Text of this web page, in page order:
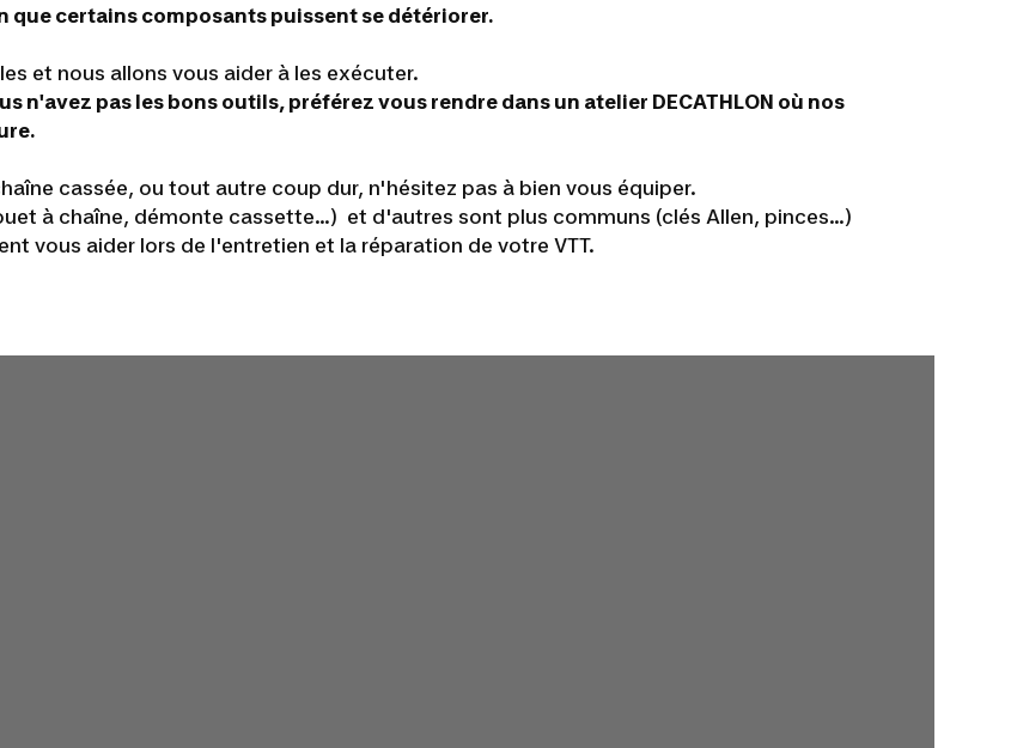
certains composants puissent se détériorer.
et nous allons vous aider à les exécuter.
n'avez pas les bons outils, préférez vous rendre dans un atelier DECATHLON où nos
cassée, ou tout autre coup dur, n'hésitez pas à bien vous équiper.
à chaîne, démonte cassette…) et d'autres sont plus communs (clés Allen, pinces…)
vous aider lors de l'entretien et la réparation de votre VTT.